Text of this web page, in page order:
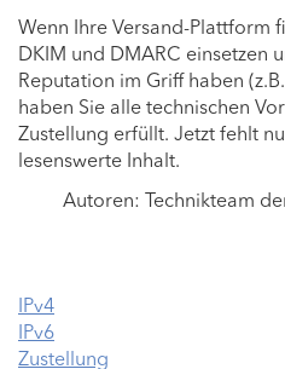
Wenn Ihre Versand-Plattform
DKIM und DMARC einsetzen
Reputation im Griff haben
haben Sie alle technischen
Zustellung erfüllt. Jetzt fehlt
lesenswerte Inhalt.
Autoren: Technikteam
IPv4
IPv6
Zustellung